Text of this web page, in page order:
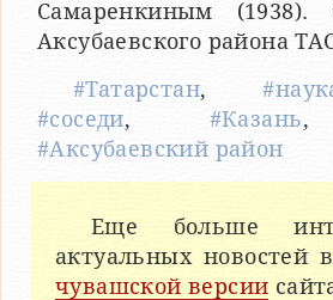
Самаренкиным
Аксубаевского района
#Татарстан,
#соседи, #Казань
#Аксубаевский район
Еще больше
актуальных новостей
чувашской версии